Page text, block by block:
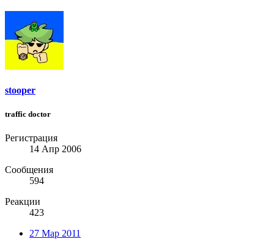
stooper
traffic doctor
Регистрация
14 Апр 2006
Сообщения
594
Реакции
423
27 Мар 2011